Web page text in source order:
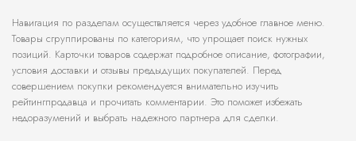
Навигация по разделам осуществляется через удобное главное меню.
Товары сгруппированы по категориям, что упрощает поиск нужных
позиций. Карточки товаров содержат подробное описание, фотографии,
условия доставки и отзывы предыдущих покупателей. Перед
совершением покупки рекомендуется внимательно изучить
рейтингпродавца и прочитать комментарии. Это поможет избежать
недоразумений и выбрать надежного партнера для сделки.